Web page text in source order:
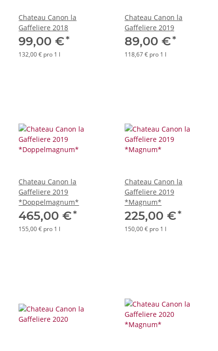
Chateau Canon la
Gaffeliere 2018
99,00 €*
132,00 € pro 1 l
Chateau Canon la
Gaffeliere 2019
89,00 €*
118,67 € pro 1 l
Chateau Canon la
Gaffeliere 2019
*Doppelmagnum*
465,00 €*
155,00 € pro 1 l
Chateau Canon la
Gaffeliere 2019
*Magnum*
225,00 €*
150,00 € pro 1 l